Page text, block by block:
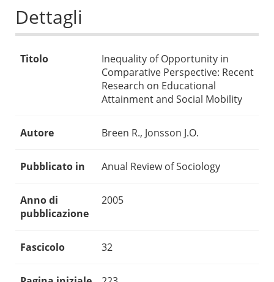
Dettagli
Titolo
Inequality of Opportunity in
Comparative Perspective: Recent
Research on Educational
Attainment and Social Mobility
Autore Breen R., Jonsson J.O.
Pubblicato in Anual Review of Sociology
Anno di
pubblicazione
2005
Fascicolo 32